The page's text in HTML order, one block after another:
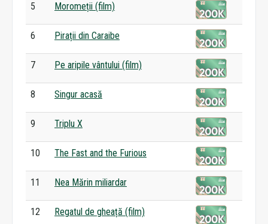
5 Moromeții (film)
6 Pirații din Caraibe
7 Pe aripile vântului (film)
8 Singur acasă
9 Triplu X
10 The Fast and the Furious
11 Nea Mărin miliardar
12 Regatul de gheață (film)